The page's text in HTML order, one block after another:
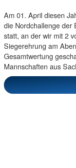
Am 01. April diesen
die Nordchallenge der
statt, an der wir mit 2
Siegerehrung am
Gesamtwertung
Mannschaften aus